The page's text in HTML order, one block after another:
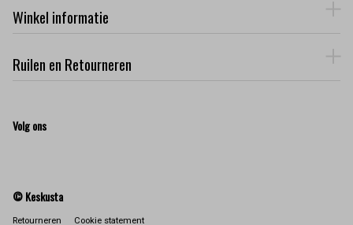
Winkel informatie
Ruilen en Retourneren
Volg ons
© Keskusta
Retourneren Cookie statement